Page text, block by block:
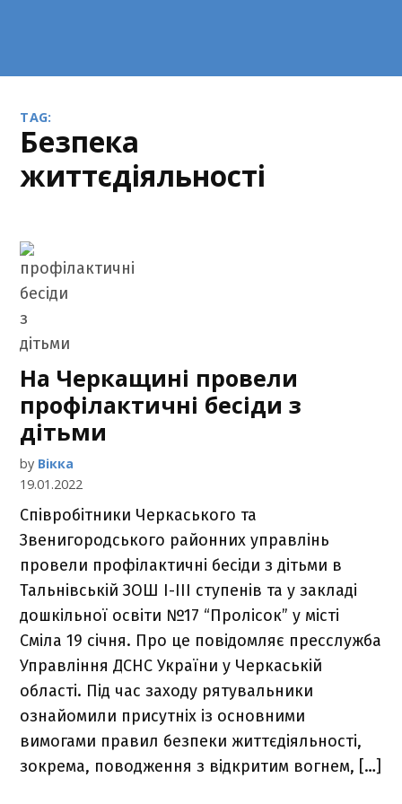
TAG:
безпека
життєдіяльності
На Черкащині провели
профілактичні бесіди з
дітьми
by Вікка
19.01.2022
Співробітники Черкаського та
Звенигородського районних управлінь
провели профілактичні бесіди з дітьми в
Тальнівській ЗОШ І-ІІІ ступенів та у закладі
дошкільної освіти №17 “Пролісок” у місті
Сміла 19 cічня. Про це повідомляє пресслужба
Управління ДСНС України у Черкаській
області. Під час заходу рятувальники
ознайомили присутніх із основними
вимогами правил безпеки життєдіяльності,
зокрема, поводження з відкритим вогнем, […]